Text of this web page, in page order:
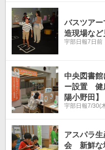
バスツア
造現場など
宇部日報7日前
中央図書
ー設置 健
陽小野田】
宇部日報7/30(
アスパラ
会 新鮮な